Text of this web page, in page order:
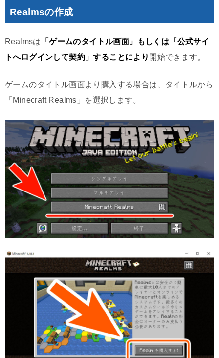
Realmsの作成
Realmsは
「ゲームのタイトル画面」もしくは「公式サイ
トへログインして契約」することにより 開始できます。
ゲームのタイトル画面より購入する場合は、タイトルから
「Minecraft Realms」を選択します。